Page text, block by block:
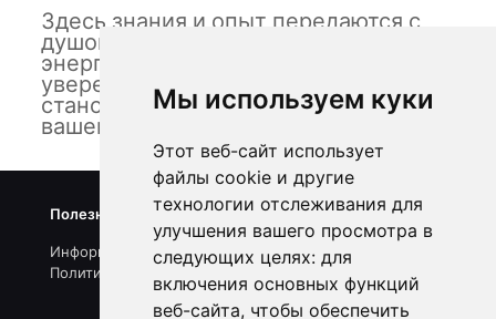
Мы используем куки
Этот веб-сайт использует
файлы cookie и другие
технологии отслеживания для
улучшения вашего просмотра в
следующих целях: для
включения основных функций
веб-сайта, чтобы обеспечить
Здесь знания и опыт передаются с
душой, тренировки заряжают
энергией и хорошим настроением, а
уверенность и спокойствие
становятся естественной частью
вашей жизни!
Полезные ссылки
Информация о нас
Политика конфиденциальности